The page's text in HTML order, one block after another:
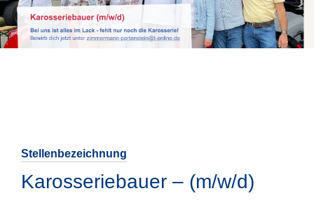
Stellenbezeichnung
Karosseriebauer – (m/w/d)